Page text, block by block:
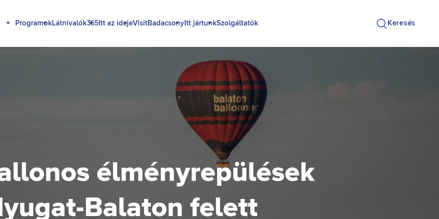
ProgramokLátnivalók365Itt az idejeVisitBadacsonyItt jártunkSzolgáltatók Keresés
élményrepülések
Balaton felett